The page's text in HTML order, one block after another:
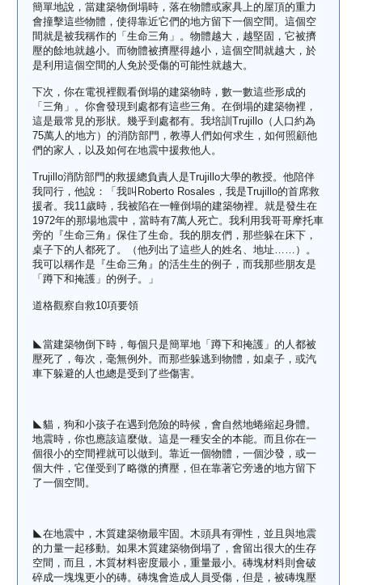
簡單地說，當建築物倒塌時，落在物體或家具上的屋頂的重力
會撞擊這些物體，使得靠近它們的地方留下一個空間。這個空
間就是被我稱作的「生命三角」。物體越大，越堅固，它被擠
壓的餘地就越小。而物體被擠壓得越小，這個空間就越大，於
是利用這個空間的人免於受傷的可能性就越大。
下次，你在電視裡觀看倒塌的建築物時，數一數這些形成的
「三角」。你會發現到處都有這些三角。在倒塌的建築物裡，
這是最常見的形狀。幾乎到處都有。我培訓Trujillo（人口約為
75萬人的地方）的消防部門，教導人們如何求生，如何照顧他
們的家人，以及如何在地震中援救他人。
Trujillo消防部門的救援總負責人是Trujillo大學的教授。他陪伴
我同行，他說：「我叫Roberto Rosales，我是Trujillo的首席救
援者。我11歲時，我被陷在一幢倒塌的建築物裡。就是發生在
1972年的那場地震中，當時有7萬人死亡。我利用我哥哥摩托車
旁的『生命三角』保住了生命。我的朋友們，那些躲在床下，
桌子下的人都死了。（他列出了這些人的姓名、地址……）。
我可以稱作是『生命三角』的活生生的例子，而我那些朋友是
「蹲下和掩護」的例子。」
道格觀察自救10項要領
◣當建築物倒下時，每個只是簡單地「蹲下和掩護」的人都被
壓死了，每次，毫無例外。而那些躲逃到物體，如桌子，或汽
車下躲避的人也總是受到了些傷害。
◣貓，狗和小孩子在遇到危險的時候，會自然地蜷縮起身體。
地震時，你也應該這麼做。這是一種安全的本能。而且你在一
個很小的空間裡就可以做到。靠近一個物體，一個沙發，或一
個大件，它僅受到了略微的擠壓，但在靠著它旁邊的地方留下
了一個空間。
◣在地震中，木質建築物最牢固。木頭具有彈性，並且與地震
的力量一起移動。如果木質建築物倒塌了，會留出很大的生存
空間，而且，木質材料密度最小，重量最小。磚塊材料則會破
碎成一塊塊更小的磚。磚塊會造成人員受傷，但是，被磚塊壓